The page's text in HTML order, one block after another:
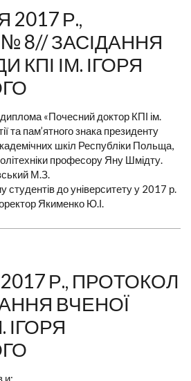
2017 Р.,
8// ЗАСІДАННЯ
КПІ ІМ. ІГОРЯ
«Почесний доктор КПІ ім.
та пам’ятного знака президенту
шкіл Республіки Польща,
професору Яну Шмідту.
М.З.
студентів до університету у 2017 р.
Якименко Ю.І.
Р., ПРОТОКОЛ
ВЧЕНОЇ
ІГОРЯ
и: